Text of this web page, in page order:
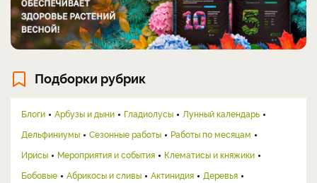
Подборки рубрик
Блоги Арбузы и дыни Гладиолусы
Лунный календарь
Дельфиниумы
Сезонные работы
Работы по месяцам
Ирисы
Мероприятия и события
Клематисы и княжики
Бобовые
Абрикосы и сливы Актинидия
Деревья